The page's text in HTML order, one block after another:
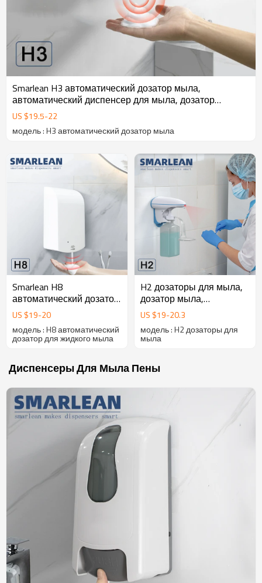
Smarlean H3 автоматический дозатор мыла,
автоматический диспенсер для мыла, дозатор
жидкого мыла
US $19.5-22
модель : H3 автоматический дозатор мыла
Smarlean H8
автоматический дозатор
для жидкого мыла,
диспенсер для жидкого
мыло, дозатор
автоматический для
US $19-20
модель : H8 автоматический
дозатор для жидкого мыла
H2 дозаторы для мыла,
дозатор мыла,
автоматический дозатор
для мыла,
автоматический дозатор
жидкого мыла
US $19-20.3
модель : H2 дозаторы для
мыла
Диспенсеры Для Мыла Пены